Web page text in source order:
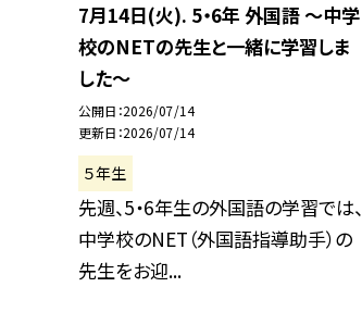
7月14日(火). 5・6年 外国語 ～中学
校のNETの先生と一緒に学習しま
した～
公開日 2026/07/14
更新日 2026/07/14
５年生
先週、5・6年生の外国語の学習では、
中学校のNET（外国語指導助手）の
先生をお迎...